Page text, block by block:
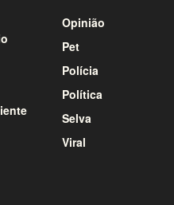
Opinião
Pet
Polícia
Política
Selva
Viral